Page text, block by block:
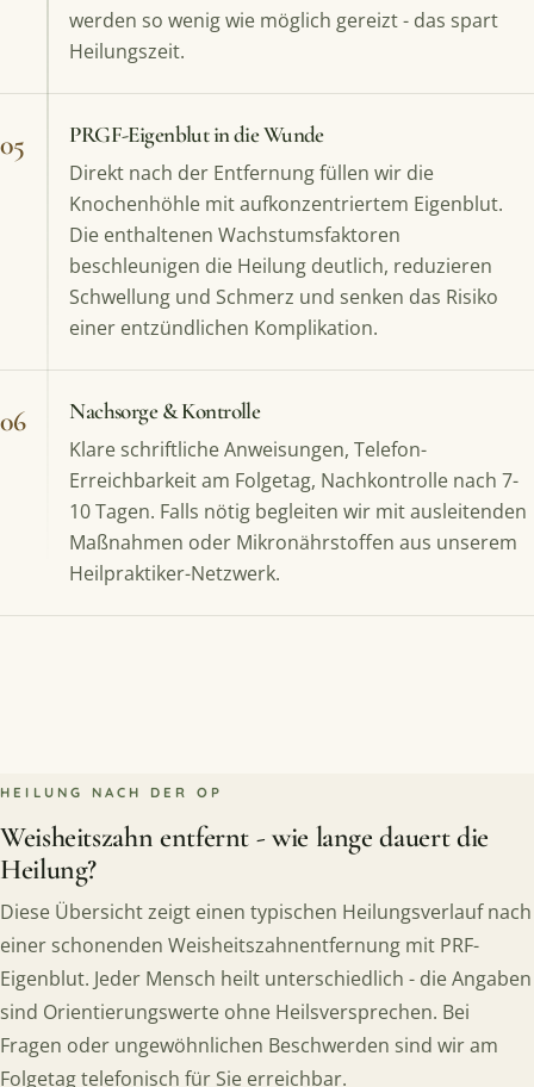
werden so wenig wie möglich gereizt - das spart
Heilungszeit.
05 PRGF-Eigenblut in die Wunde
Direkt nach der Entfernung füllen wir die
Knochenhöhle mit aufkonzentriertem Eigenblut.
Die enthaltenen Wachstumsfaktoren
beschleunigen die Heilung deutlich, reduzieren
Schwellung und Schmerz und senken das Risiko
einer entzündlichen Komplikation.
06 Nachsorge & Kontrolle
Klare schriftliche Anweisungen, Telefon-
Erreichbarkeit am Folgetag, Nachkontrolle nach 7-
10 Tagen. Falls nötig begleiten wir mit ausleitenden
Maßnahmen oder Mikronährstoffen aus unserem
Heilpraktiker-Netzwerk.
HEILUNG NACH DER OP
Weisheitszahn entfernt - wie lange dauert die
Heilung?
Diese Übersicht zeigt einen typischen Heilungsverlauf nach
einer schonenden Weisheitszahnentfernung mit PRF-
Eigenblut. Jeder Mensch heilt unterschiedlich - die Angaben
sind Orientierungswerte ohne Heilsversprechen. Bei
Fragen oder ungewöhnlichen Beschwerden sind wir am
Folgetag telefonisch für Sie erreichbar.